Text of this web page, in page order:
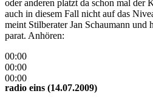
oder anderen platzt da schon mal der
auch in diesem Fall nicht auf das
meint Stilberater Jan Schaumann und
parat. Anhören:
00:00
00:00
00:00
radio eins (14.07.2009)